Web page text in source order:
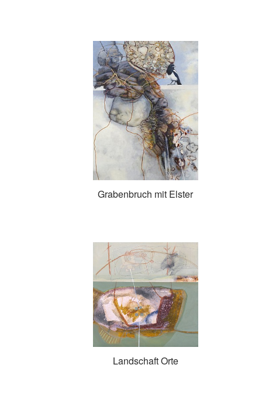
Grabenbruch mit Elster
Landschaft Orte